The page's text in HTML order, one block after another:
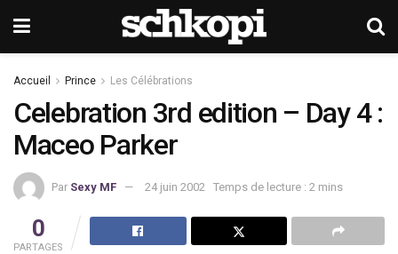
Accueil Prince Les Célébrations
Celebration 3rd edition – Day 4 :
Maceo Parker
Par Sexy MF 24 juin 2002 Temps de lecture : 2 mins
0
PARTAGES